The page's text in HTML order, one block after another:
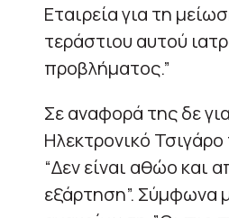
Εταιρεία για τη
τεράστιου αυτού
προβλήματος.”
Σε αναφορά της δε
Ηλεκτρονικό Τσιγάρο
“Δεν είναι αθώο και
εξάρτηση”. Σύμφωνα